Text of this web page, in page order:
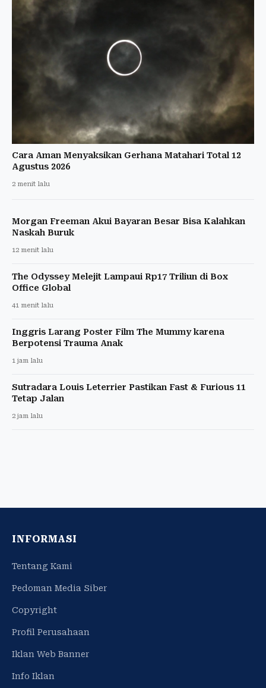
Cara Aman Menyaksikan Gerhana Matahari Total 12
Agustus 2026
2 menit lalu
Morgan Freeman Akui Bayaran Besar Bisa Kalahkan
Naskah Buruk
12 menit lalu
The Odyssey Melejit Lampaui Rp17 Triliun di Box
Office Global
41 menit lalu
Inggris Larang Poster Film The Mummy karena
Berpotensi Trauma Anak
1 jam lalu
Sutradara Louis Leterrier Pastikan Fast & Furious 11
Tetap Jalan
2 jam lalu
INFORMASI
Tentang Kami
Pedoman Media Siber
Copyright
Profil Perusahaan
Iklan Web Banner
Info Iklan